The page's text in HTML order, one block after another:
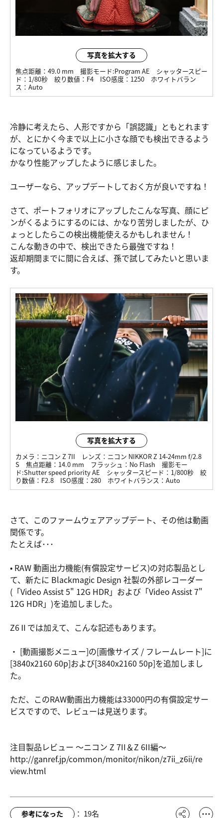
写真を拡大する
焦点距離： 49.0 mm 撮影モード:Program AE
シャッタースピー
ド： 1/80秒 絞り数値： F4 ISO感度： 1250
ホワイトバラン
ス： Auto
冷静に考えたら、人形ですから「誤認識」ともとれます
が、とにかく今まで以上に小さな顔でも検出できるよう
になっているようです。
かなり性能アップしたように感じました。
ユーザーなら、アップデートしておく方が良いですね！
さて、ポートフォリオにアップしたこんな写真、顔にピ
ンがくるようにするのには、かなり苦労しましたが、ひ
ょっとしたらこの検出機能使えるかもしれません！
こんな動きの中で、検出できたら最強ですね！
返却期間までに間に合えば、孫で試してみたいと思いま
す。
写真を拡大する
カメラ： ニコン Z 7II レンズ： ニコン NIKKOR Z 14-24mm f/2.8
S
焦点距離： 14.0 mm フラッシュ： No Flash
撮影モー
ド:Shutter speed priority AE シャッタースピード： 1/800秒
絞
り数値： F2.8 ISO感度： 280 ホワイトバランス： Auto
さて、このファームウェアアップデート、その他は動画
関係です。
たとえば･･･
• RAW 動画出力機能(有償設定サービス)の対応製品とし
て、新たに Blackmagic Design 社製の外部レコーダー
(「Video Assist 5" 12G HDR」および「Video Assist 7"
12G HDR」)を追加しました。
Z6Ⅱでは加えて、こんな記述もあります。
・ [動画撮影メニュー]の[画像サイズ / フレームレート]に
[3840x2160 60p]および[3840x2160 50p]を追加しまし
た。
ただ、このRAW動画出力機能は33000円の有償設定サー
ビスですので、レビューは見送ります。
注目製品レビュー ～ニコン Z 7II＆Z 6II編～
http://ganref.jp/common/monitor/nikon/z7ii_z6ii/re
view.html
参考になった ： 19名